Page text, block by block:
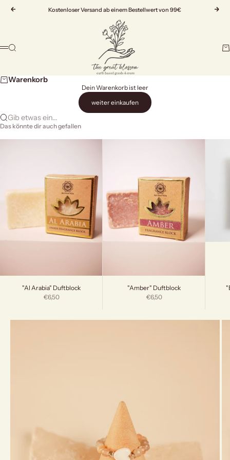
Zurück
Kostenloser Versand ab einem Bestellwert von 99€
Vor
The Great Blossom
Menü
Suche
Warenkorb
Dein Warenkorb ist leer
weiter einkaufen
Gib etwas ein...
Das könnte dir auch gefallen
"Al Arabia" Duftblock
Angebot
€6,50
"Amber" Duftblock
Angebot
€6,50